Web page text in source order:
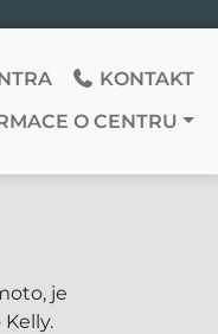
KONTAKT
O CENTRU
je